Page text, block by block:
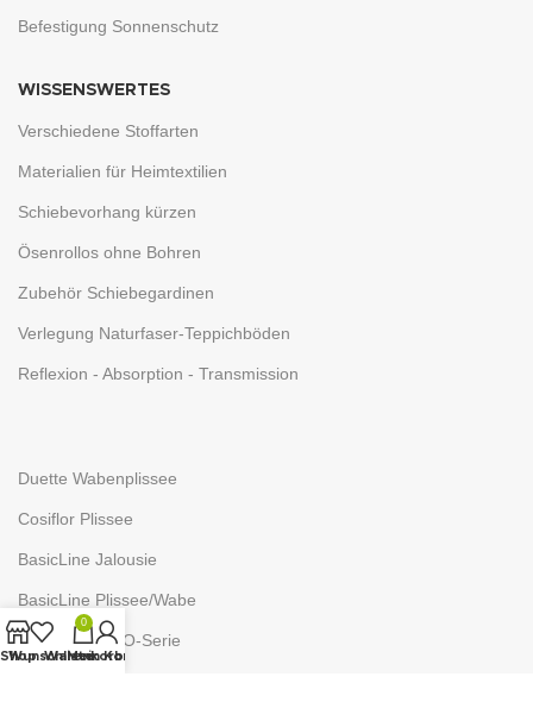
Befestigung Sonnenschutz
WISSENSWERTES
Verschiedene Stoffarten
Materialien für Heimtextilien
Schiebevorhang kürzen
Ösenrollos ohne Bohren
Zubehör Schiebegardinen
Verlegung Naturfaser-Teppichböden
Reflexion - Absorption - Transmission
Duette Wabenplissee
Cosiflor Plissee
BasicLine Jalousie
BasicLine Plissee/Wabe
NEUTEX - ECO-Serie
Shop
Wunschliste
0
Warenkorb
Mein Konto